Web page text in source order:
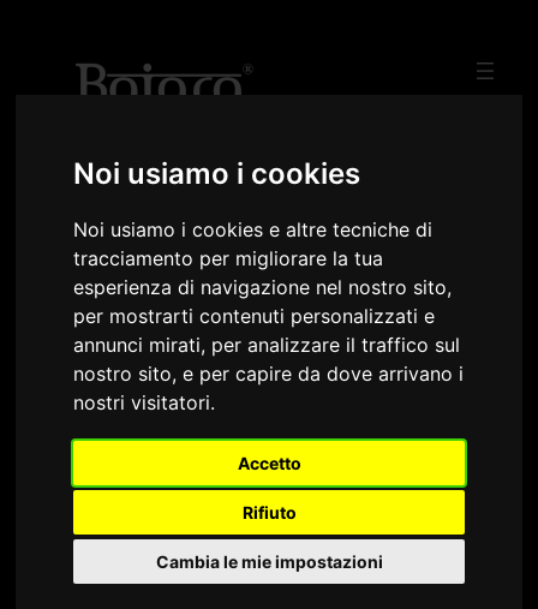
Noi usiamo i cookies
Noi usiamo i cookies e altre tecniche di
tracciamento per migliorare la tua
esperienza di navigazione nel nostro sito,
per mostrarti contenuti personalizzati e
annunci mirati, per analizzare il traffico sul
nostro sito, e per capire da dove arrivano i
nostri visitatori.
Accetto
Rifiuto
Cambia le mie impostazioni
contenuto